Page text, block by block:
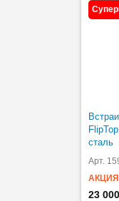
сталь
Арт.
АКЦИЯ
23